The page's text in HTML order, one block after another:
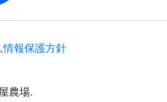
情報保護方針
農場.